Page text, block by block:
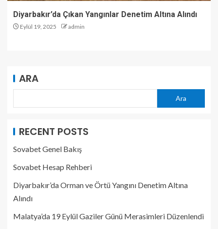
Diyarbakır’da Çıkan Yangınlar Denetim Altına Alındı
Eylül 19, 2025 admin
ARA
Ara
RECENT POSTS
Sovabet Genel Bakış
Sovabet Hesap Rehberi
Diyarbakır’da Orman ve Örtü Yangını Denetim Altına
Alındı
Malatya’da 19 Eylül Gaziler Günü Merasimleri Düzenlendi